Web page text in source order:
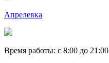
Апрелевка
Время работы: c 8:00 до 21:00